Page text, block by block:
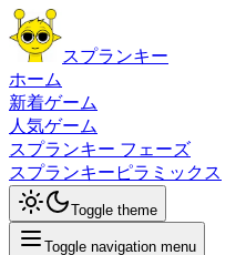
スプランキー
ホーム
新着ゲーム
人気ゲーム
スプランキー フェーズ
スプランキーピラミックス
Toggle theme
Toggle navigation menu